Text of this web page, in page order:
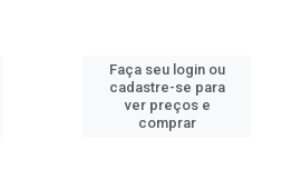
Faça seu login ou
cadastre-se para
ver preços e
comprar